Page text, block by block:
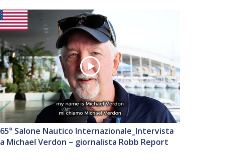
65° Salone Nautico Internazionale_Intervista
a Michael Verdon – giornalista Robb Report